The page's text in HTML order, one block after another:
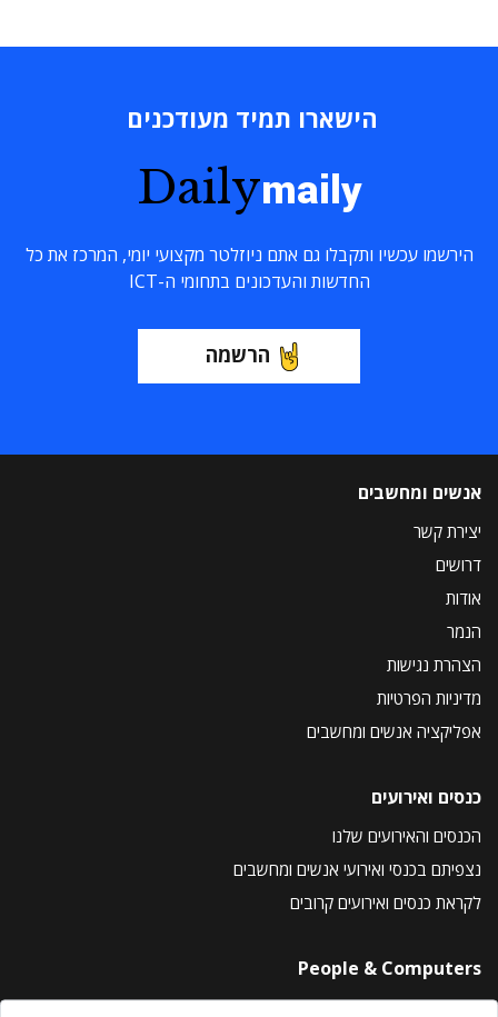
הישארו תמיד מעודכנים
Dailymaily
הירשמו עכשיו ותקבלו גם אתם ניוזלטר מקצועי יומי, המרכז את כל
החדשות והעדכונים בתחומי ה-ICT
הרשמה
אנשים ומחשבים
יצירת קשר
דרושים
אודות
הנמר
הצהרת נגישות
מדיניות הפרטיות
אפליקציה אנשים ומחשבים
כנסים ואירועים
הכנסים והאירועים שלנו
נצפיתם בכנסי ואירועי אנשים ומחשבים
לקראת כנסים ואירועים קרובים
People & Computers
About Us